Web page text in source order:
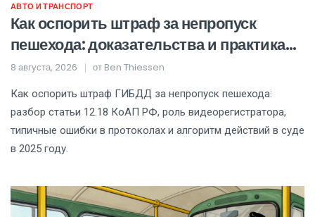
АВТО И ТРАНСПОРТ
Как оспорить штраф за непропуск
пешехода: доказательства и практика
судов в 2025 году
8 августа, 2026 от Ben Thiessen
Как оспорить штраф ГИБДД за непропуск пешехода:
разбор статьи 12.18 КоАП РФ, роль видеорегистратора,
типичные ошибки в протоколах и алгоритм действий в суде
в 2025 году.